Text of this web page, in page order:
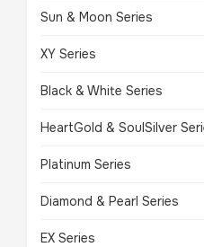
Sun & Moon Series
XY Series
Black & White Series
HeartGold & SoulSilver
Platinum Series
Diamond & Pearl Series
EX Series